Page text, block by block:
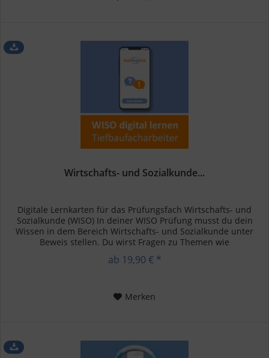
Wirtschafts- und Sozialkunde...
Digitale Lernkarten für das Prüfungsfach Wirtschafts- und
Sozialkunde (WISO) In deiner WISO Prüfung musst du dein
Wissen in dem Bereich Wirtschafts- und Sozialkunde unter
Beweis stellen. Du wirst Fragen zu Themen wie
ab 19,90 € *
Merken